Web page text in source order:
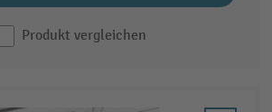
Produkt vergleichen